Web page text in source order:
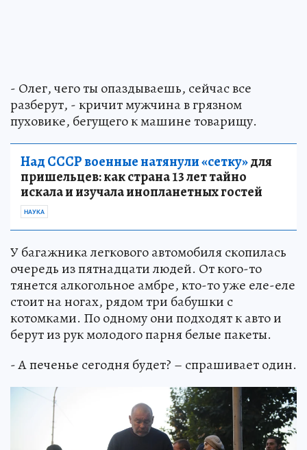
- Олег, чего ты опаздываешь, сейчас все
разберут, - кричит мужчина в грязном
пуховике, бегущего к машине товарищу.
Над СССР военные натянули «сетку»для
пришельцев: как страна 13 лет тайно
искала и изучала инопланетных гостей
НАУКА
У багажника легкового автомобиля скопилась
очередь из пятнадцати людей. От кого-то
тянется алкогольное амбре, кто-то уже еле-еле
стоит на ногах, рядом три бабушки с
котомками. По одному они подходят к авто и
берут из рук молодого парня белые пакеты.
- А печенье сегодня будет? – спрашивает один.